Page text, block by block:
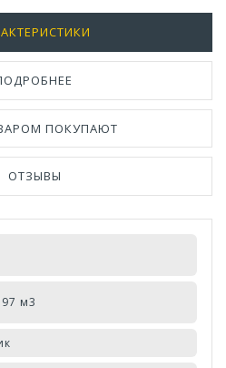
ПОКУПАЮТ
ОТЗЫВЫ
м3